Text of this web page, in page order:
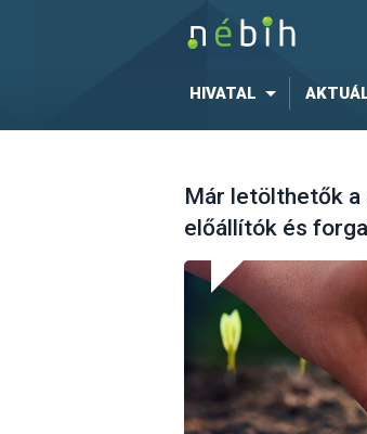
HIVATAL
Már letölthetők a
előállítók és